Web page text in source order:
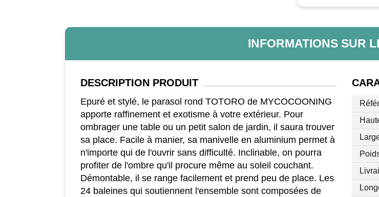
INFORMATIONS SUR
DESCRIPTIONPRODUIT
Epuré et stylé, le parasol rond TOTORO de MYCOCOONING
apporte raffinement et exotisme à votre extérieur. Pour
ombrager une table ou un petit salon de jardin, il saura trouver
sa place. Facile à manier, sa manivelle en aluminium permet à
n'importe qui de l'ouvrir sans difficulté. Inclinable, on pourra
profiter de l'ombre qu'il procure même au soleil couchant.
Démontable, il se range facilement et prend peu de place. Les
24 baleines qui soutiennent l'ensemble sont composées de